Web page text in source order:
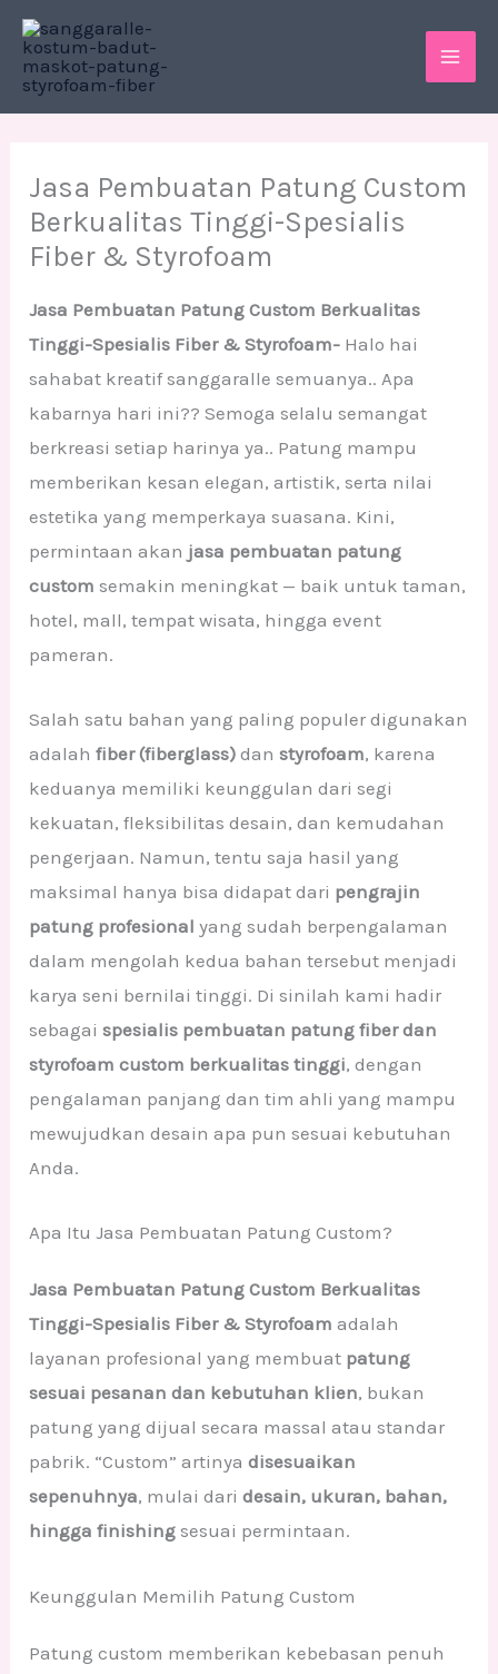
Skip
content
Jasa Pembuatan Patung Custom
Berkualitas Tinggi-Spesialis
Fiber & Styrofoam
Jasa Pembuatan Patung Custom Berkualitas
Tinggi-Spesialis Fiber & Styrofoam- Halo hai
sahabat kreatif sanggaralle semuanya.. Apa
kabarnya hari ini?? Semoga selalu semangat
berkreasi setiap harinya ya.. Patung mampu
memberikan kesan elegan, artistik, serta nilai
estetika yang memperkaya suasana. Kini,
permintaan akan jasa pembuatan patung
custom semakin meningkat — baik untuk taman,
hotel, mall, tempat wisata, hingga event
pameran.
Salah satu bahan yang paling populer digunakan
adalahfiber (fiberglass) danstyrofoam, karena
keduanya memiliki keunggulan dari segi
kekuatan, fleksibilitas desain, dan kemudahan
pengerjaan. Namun, tentu saja hasil yang
maksimal hanya bisa didapat dari pengrajin
patung profesional yang sudah berpengalaman
dalam mengolah kedua bahan tersebut menjadi
karya seni bernilai tinggi. Di sinilah kami hadir
sebagaispesialis pembuatan patung fiber dan
styrofoam custom berkualitas tinggi, dengan
pengalaman panjang dan tim ahli yang mampu
mewujudkan desain apa pun sesuai kebutuhan
Anda.
Apa Itu Jasa Pembuatan Patung Custom?
Jasa Pembuatan Patung Custom Berkualitas
Tinggi-Spesialis Fiber & Styrofoam adalah
layanan profesional yang membuat patung
sesuai pesanan dan kebutuhan klien, bukan
patung yang dijual secara massal atau standar
pabrik. “Custom” artinyadisesuaikan
sepenuhnya, mulai daridesain, ukuran, bahan,
hingga finishing sesuai permintaan.
Keunggulan Memilih Patung Custom
Patung custom memberikan kebebasan penuh